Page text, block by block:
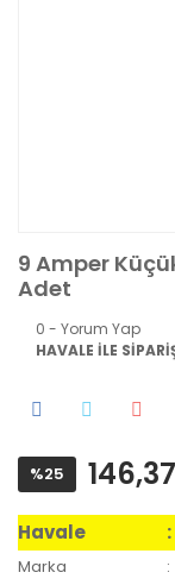
9 Amper
Adet
0 - Yorum Yap
HAVALE İLE
%25
Havale
Marka